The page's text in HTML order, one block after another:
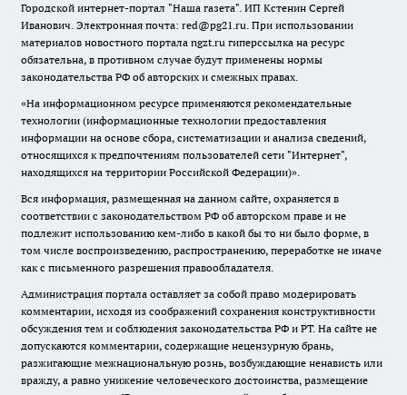
Городской интернет-портал "Наша газета". ИП Кстенин Сергей
Иванович. Электронная почта: red@pg21.ru. При использовании
материалов новостного портала ngzt.ru гиперссылка на ресурс
обязательна, в противном случае будут применены нормы
законодательства РФ об авторских и смежных правах.
«На информационном ресурсе применяются рекомендательные
технологии (информационные технологии предоставления
информации на основе сбора, систематизации и анализа сведений,
относящихся к предпочтениям пользователей сети "Интернет",
находящихся на территории Российской Федерации)».
Вся информация, размещенная на данном сайте, охраняется в
соответствии с законодательством РФ об авторском праве и не
подлежит использованию кем-либо в какой бы то ни было форме, в
том числе воспроизведению, распространению, переработке не иначе
как с письменного разрешения правообладателя.
Администрация портала оставляет за собой право модерировать
комментарии, исходя из соображений сохранения конструктивности
обсуждения тем и соблюдения законодательства РФ и РТ. На сайте не
допускаются комментарии, содержащие нецензурную брань,
разжигающие межнациональную рознь, возбуждающие ненависть или
вражду, а равно унижение человеческого достоинства, размещение